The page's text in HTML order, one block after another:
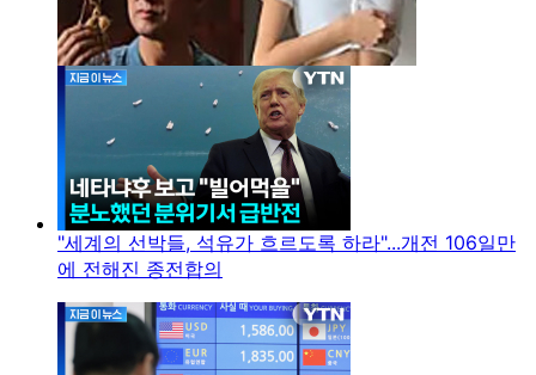
"세계의 선박들, 석유가 흐르도록 하라"...개전 106일만
에 전해진 종전합의